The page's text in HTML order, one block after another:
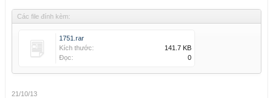
Các file đính kèm:
1751.rar
Kích thước:
141.7 KB
Đọc:
0
21/10/13